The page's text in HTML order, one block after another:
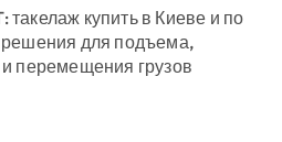
такелаж купить в Киеве и по
для подъема,
перемещения грузов